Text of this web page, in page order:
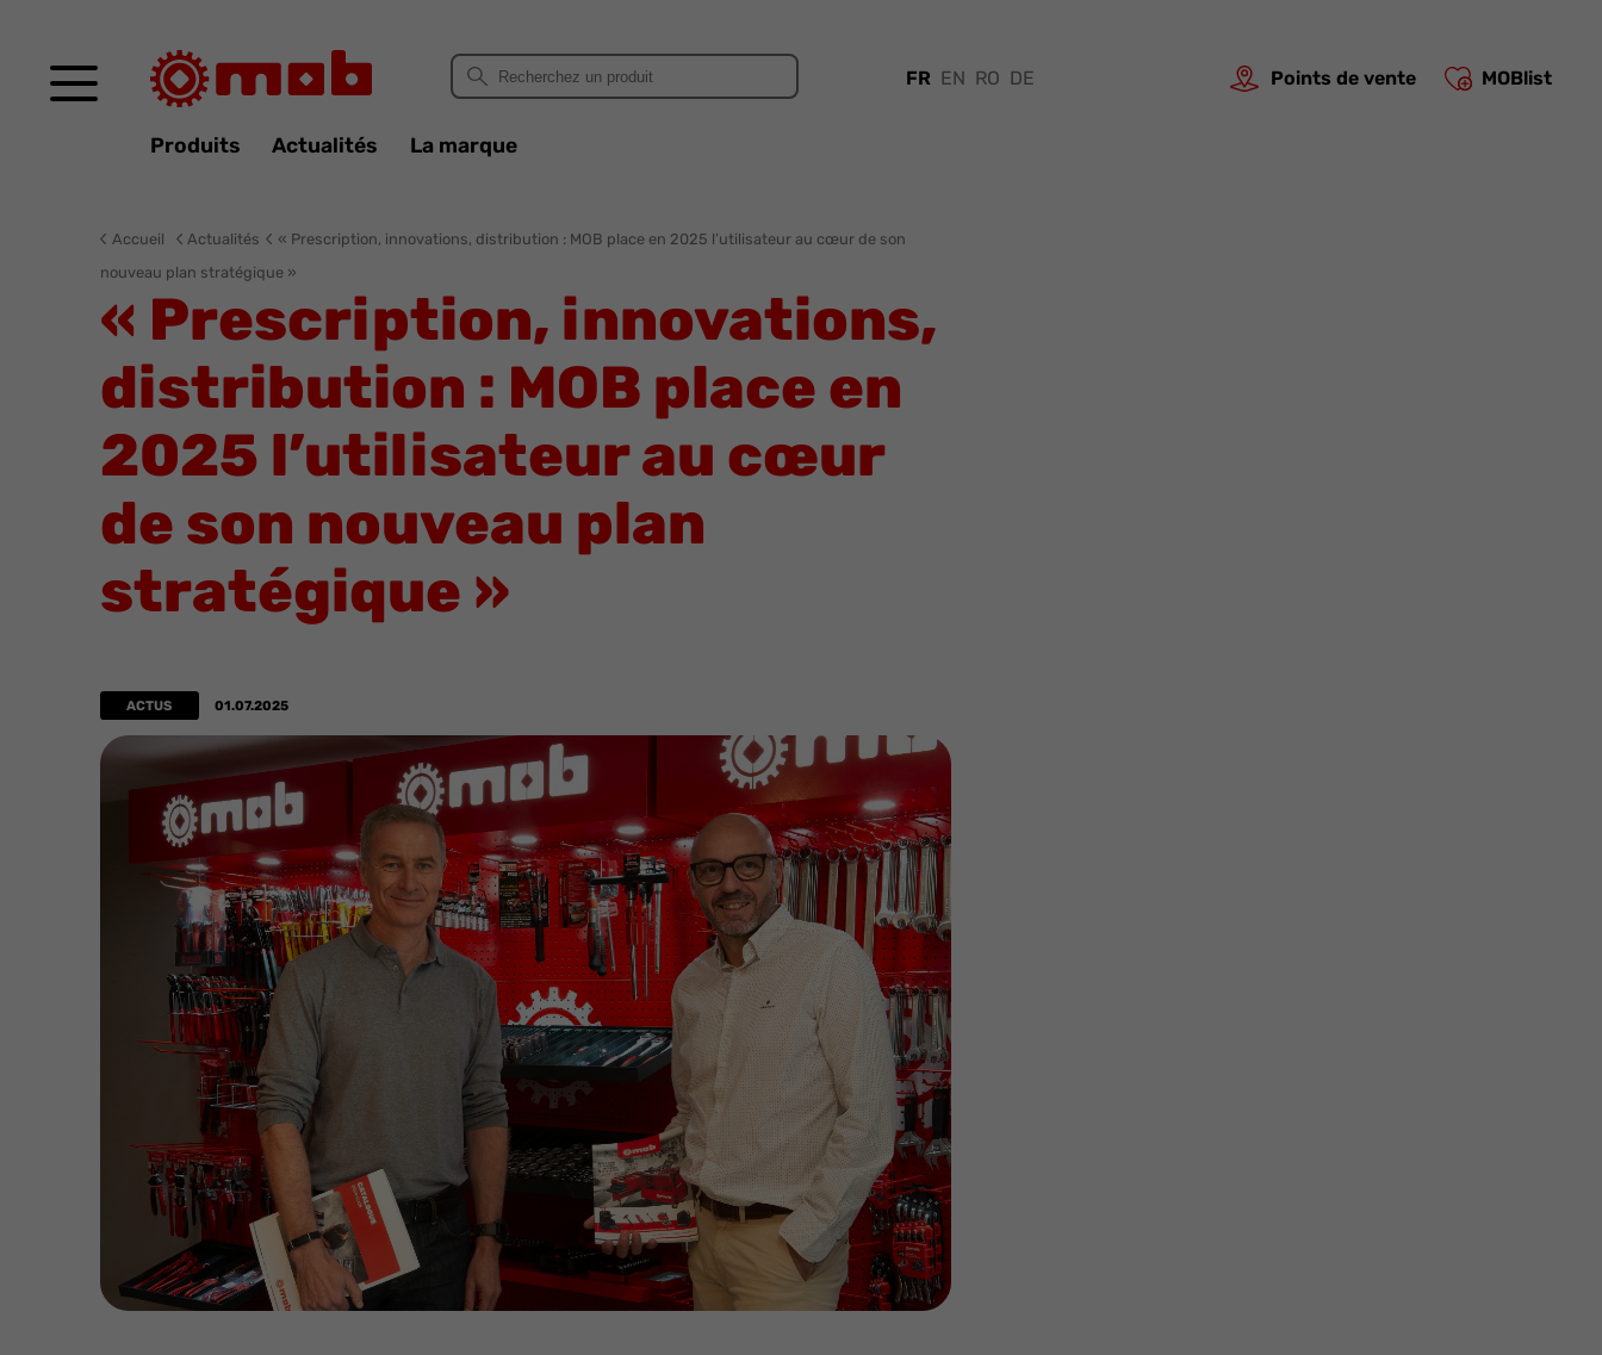
FR EN RO DE Points de vente MOBlist
Produits Actualités La marque
Accueil Actualités
« Prescription, innovations, distribution : MOB place en 2025 l’utilisateur au cœur de son
nouveau plan stratégique »
« Prescription, innovations,
distribution : MOB place en
2025 l’utilisateur au cœur
de son nouveau plan
stratégique »
ACTUS 01.07.2025